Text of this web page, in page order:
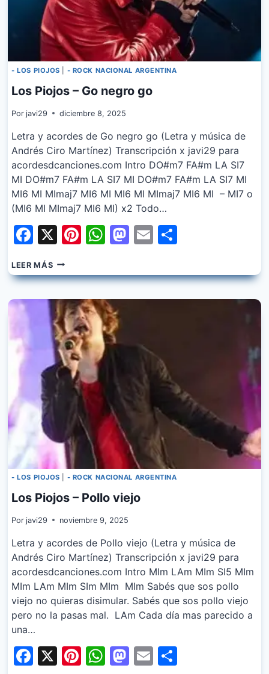
- LOS PIOJOS - ROCK NACIONAL ARGENTINA
Los Piojos – Go negro go
Por javi29 diciembre 8, 2025
Letra y acordes de Go negro go (Letra y música de
Andrés Ciro Martínez) Transcripción x javi29 para
acordesdcanciones.com Intro DO#m7 FA#m LA SI7
MI DO#m7 FA#m LA SI7 MI DO#m7 FA#m LA SI7 MI
MI6 MI MImaj7 MI6 MI MI6 MI MImaj7 MI6 MI – MI7 o
(MI6 MI MImaj7 MI6 MI) x2 Todo…
Facebook
X Pinterest
WhatsApp
Mastodon
Email
LEER MÁSLOS
PIOJOS
–
NEGRO
GO
- LOS PIOJOS - ROCK NACIONAL ARGENTINA
Los Piojos – Pollo viejo
Por javi29 noviembre 9, 2025
Letra y acordes de Pollo viejo (Letra y música de
Andrés Ciro Martínez) Transcripción x javi29 para
acordesdcanciones.com Intro MIm LAm MIm SI5 MIm
MIm LAm MIm SIm MIm MIm Sabés que sos pollo
viejo no quieras disimular. Sabés que sos pollo viejo
pero no la pasas mal. LAm Cada día mas parecido a
una…
Facebook
X Pinterest
WhatsApp
Mastodon
Email